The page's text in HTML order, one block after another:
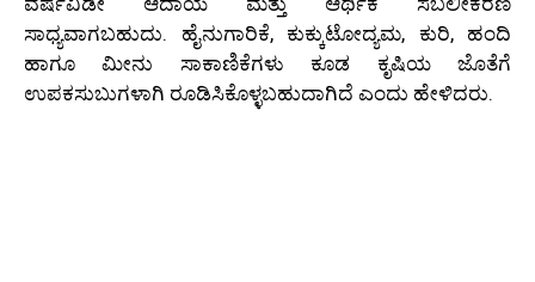
ಸಾಧ್ಯವಾಗಬಹುದು. ಹೈನುಗಾರಿಕೆ, ಕುಕ್ಕುಟೋದ್ಯಮ, ಕುರಿ, ಹಂದಿ
ಹಾಗೂ ಮೀನು ಸಾಕಾಣಿಕೆಗಳು ಕೂಡ ಕೃಷಿಯ ಜೊತೆಗೆ
ಉಪಕಸುಬುಗಳಾಗಿ ರೂಡಿಸಿಕೊಳ್ಳಬಹುದಾಗಿದೆ ಎಂದು ಹೇಳಿದರು.